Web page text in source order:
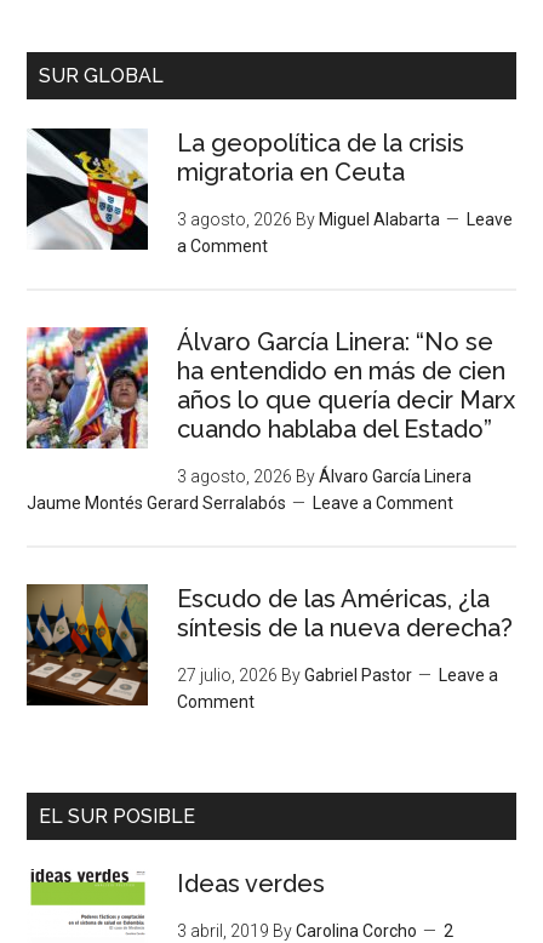
SUR GLOBAL
La geopolítica de la crisis
migratoria en Ceuta
3 agosto, 2026 By Miguel Alabarta
Leave
a Comment
Álvaro García Linera: “No se
ha entendido en más de cien
años lo que quería decir Marx
cuando hablaba del Estado”
3 agosto, 2026 ByÁlvaro García Linera
Jaume Montés Gerard Serralabós
Leave a Comment
Escudo de las Américas, ¿la
síntesis de la nueva derecha?
27 julio, 2026 ByGabriel Pastor
Leave a
Comment
EL SUR POSIBLE
Ideas verdes
3 abril, 2019 ByCarolina Corcho
2